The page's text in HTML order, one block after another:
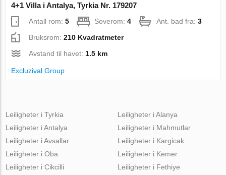
4+1 Villa i Antalya, Tyrkia Nr. 179207
Antall rom:5 Soverom:4 Ant. bad fra:3
Bruksrom:210 Kvadratmeter
Avstand til havet: 1.5 km
Excluzival Group
Leiligheter i Tyrkia
Leiligheter i Antalya
Leiligheter i Avsallar
Leiligheter i Oba
Leiligheter i Cikcilli
Leiligheter i Alanya
Leiligheter i Mahmutlar
Leiligheter i Kargicak
Leiligheter i Kemer
Leiligheter i Fethiye